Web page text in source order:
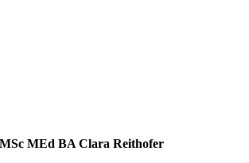
MSc MEd BA Clara Reithofer